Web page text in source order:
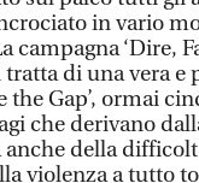
in vario
campagna ‘Dire,
di una vera e
the Gap’, ormai
che derivano
della
violenza a tutto